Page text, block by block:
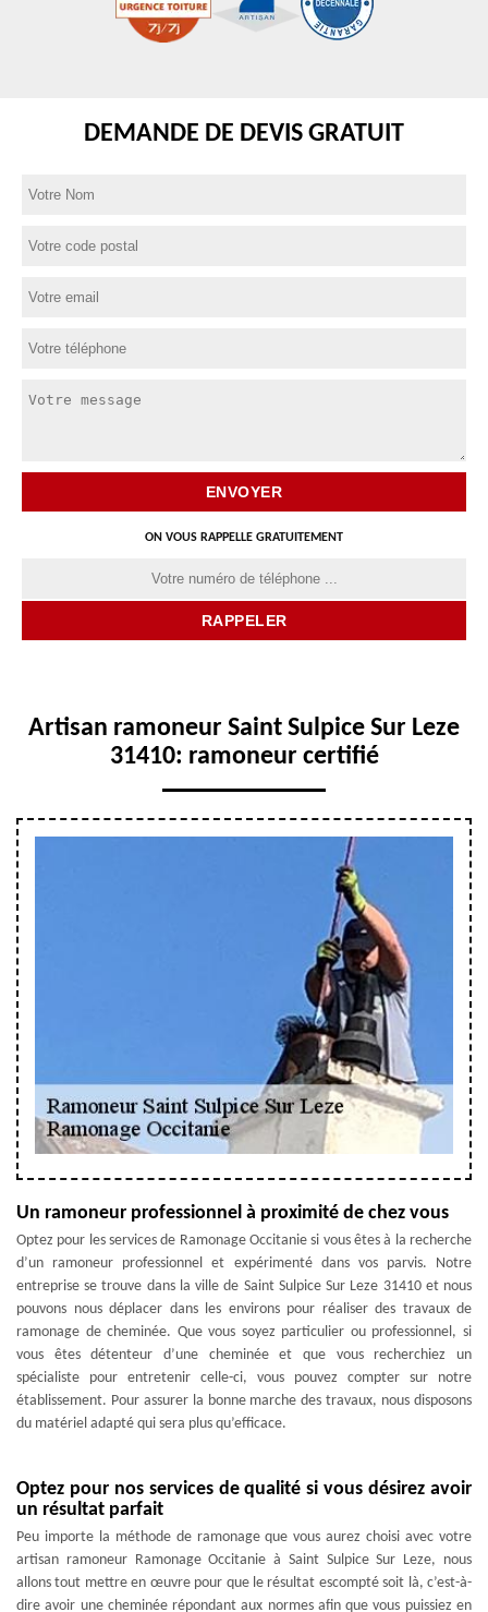
DEMANDE DE DEVIS GRATUIT
ON VOUS RAPPELLE GRATUITEMENT
Artisan ramoneur Saint Sulpice Sur Leze
31410: ramoneur certifié
Un ramoneur professionnel à proximité de chez vous
Optez pour les services de Ramonage Occitanie si vous êtes à la recherche
d’un ramoneur professionnel et expérimenté dans vos parvis. Notre
entreprise se trouve dans la ville de Saint Sulpice Sur Leze 31410 et nous
pouvons nous déplacer dans les environs pour réaliser des travaux de
ramonage de cheminée. Que vous soyez particulier ou professionnel, si
vous êtes détenteur d’une cheminée et que vous recherchiez un
spécialiste pour entretenir celle-ci, vous pouvez compter sur notre
établissement. Pour assurer la bonne marche des travaux, nous disposons
du matériel adapté qui sera plus qu’efficace.
Optez pour nos services de qualité si vous désirez avoir
un résultat parfait
Peu importe la méthode de ramonage que vous aurez choisi avec votre
artisan ramoneur Ramonage Occitanie à Saint Sulpice Sur Leze, nous
allons tout mettre en œuvre pour que le résultat escompté soit là, c’est-à-
dire avoir une cheminée répondant aux normes afin que vous puissiez en